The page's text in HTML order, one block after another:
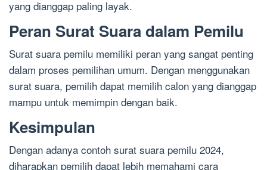
yang dianggap paling layak.
Peran Surat Suara dalam Pemilu
Surat suara pemilu memiliki peran yang sangat penting
dalam proses pemilihan umum. Dengan menggunakan
surat suara, pemilih dapat memilih calon yang dianggap
mampu untuk memimpin dengan baik.
Kesimpulan
Dengan adanya contoh surat suara pemilu 2024,
diharapkan pemilih dapat lebih memahami cara